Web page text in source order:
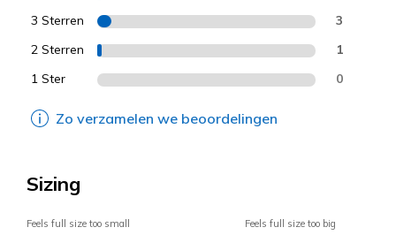
3 Sterren 3
2 Sterren 1
1 Ster 0
Zo verzamelen we beoordelingen
Sizing
Feels full size too small Feels full size too big